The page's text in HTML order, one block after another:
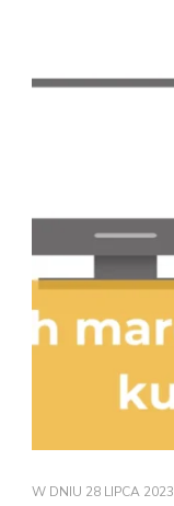
W DNIU 28 LIPCA 2023